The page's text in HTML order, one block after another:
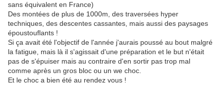
sans équivalent en France)
Des montées de plus de 1000m, des traversées hyper
techniques, des descentes cassantes, mais aussi des paysages
époustouflants !
Si ça avait été l'objectif de l'année j'aurais poussé au bout malgré
la fatigue, mais là il s'agissait d'une préparation et le but n'était
pas de s'épuiser mais au contraire d'en sortir pas trop mal
comme après un gros bloc ou un we choc.
Et le choc a bien été au rendez vous !